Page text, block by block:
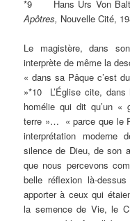
*9 Hans Urs Von
Apôtres, Nouvelle Cité,
Le magistère, dans
interprète de même la
« dans sa Pâque c’est
»*10 L’Église cite, dans
homélie qui dit qu’un «
terre »… « parce que le
interprétation
silence de Dieu, de son
que nous percevons
belle réflexion là-
apporter à ceux qui
la semence de Vie, le